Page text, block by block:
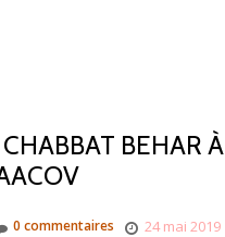
BEHAR À
24 mai 2019
0 commentaires